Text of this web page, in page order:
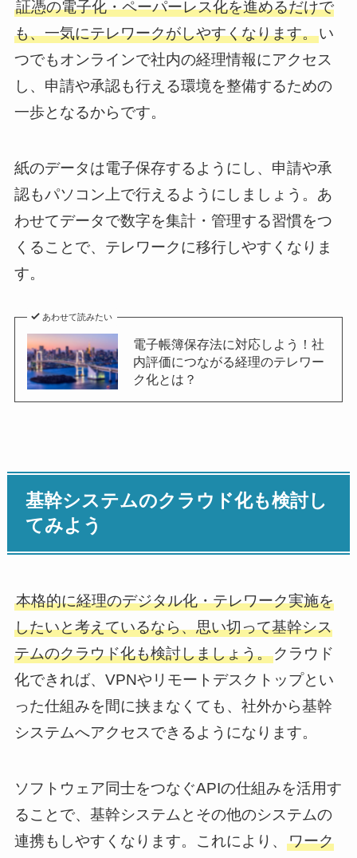
証憑の電子化・ペーパーレス化を進めるだけで
も、一気にテレワークがしやすくなります。い
つでもオンラインで社内の経理情報にアクセス
し、申請や承認も行える環境を整備するための
一歩となるからです。
紙のデータは電子保存するようにし、申請や承
認もパソコン上で行えるようにしましょう。あ
わせてデータで数字を集計・管理する習慣をつ
くることで、テレワークに移行しやすくなりま
す。
あわせて読みたい
電子帳簿保存法に対応しよう！社
内評価につながる経理のテレワー
ク化とは？
基幹システムのクラウド化も検討し
てみよう
本格的に経理のデジタル化・テレワーク実施を
したいと考えているなら、思い切って基幹シス
テムのクラウド化も検討しましょう。クラウド
化できれば、VPNやリモートデスクトップとい
った仕組みを間に挟まなくても、社外から基幹
システムへアクセスできるようになります。
ソフトウェア同士をつなぐAPIの仕組みを活用す
ることで、基幹システムとその他のシステムの
連携もしやすくなります。これにより、 ワーク